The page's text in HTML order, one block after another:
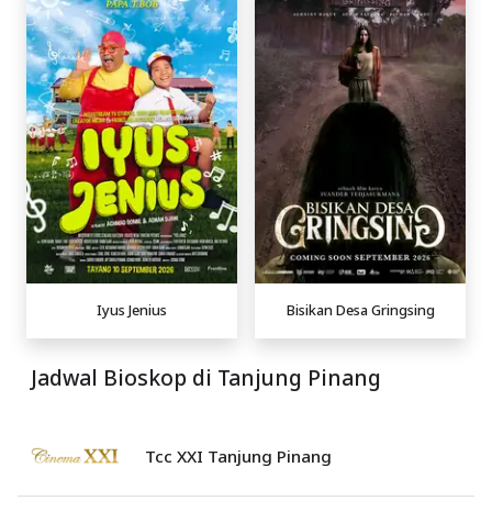
Iyus Jenius Bisikan Desa Gringsing
Jadwal Bioskop di Tanjung Pinang
Tcc XXI Tanjung Pinang